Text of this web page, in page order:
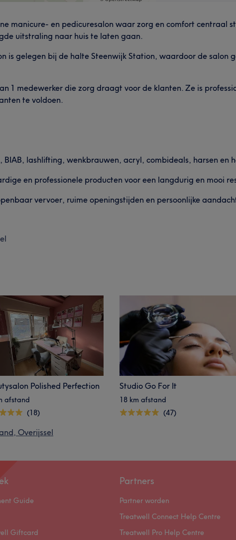
manicure- en pedicuresalon waar zorg en comfort centraal
uitstraling naar huis te laten gaan.
is gelegen bij de halte Steenwijk Station, waardoor de salon
1 medewerker die zorg draagt voor de klanten. Ze is
te voldoen.
lashlifting, wenkbrauwen, acryl, combideals, harsen en
en professionele producten voor een langdurig en mooi
vervoer, ruime openingstijden en persoonlijke
Polished Perfection
afstand
(18)
Studio Go For It
18 km afstand
(47)
Overijssel
Guide
Giftcard
Partners
Partner worden
Treatwell Connect Help Centre
Treatwell Pro Help Centre